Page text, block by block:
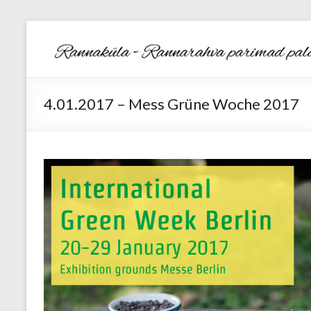
4.01.2017 – Mess Grüne Woche 2017